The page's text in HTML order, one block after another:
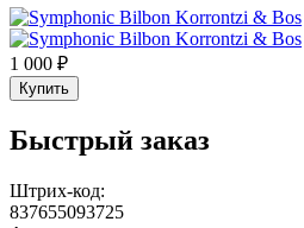
1 000 ₽
Купить
Быстрый заказ
Штрих-код:
837655093725